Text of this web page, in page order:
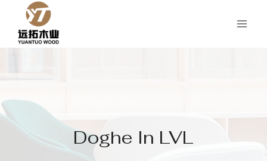
contenuto
Doghe In LVL